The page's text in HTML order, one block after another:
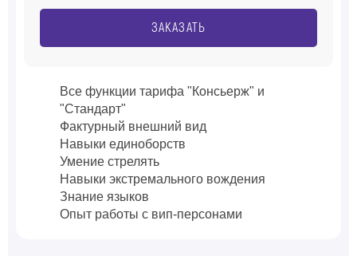
ЗАКАЗАТЬ
Все функции тарифа "Консьерж" и
"Стандарт"
Фактурный внешний вид
Навыки единоборств
Умение стрелять
Навыки экстремального вождения
Знание языков
Опыт работы с вип-персонами